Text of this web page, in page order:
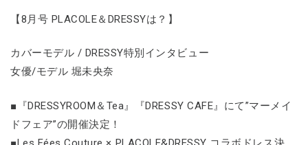
【8月号 PLACOLE＆DRESSYは？】
カバーモデル / DRESSY特別インタビュー
女優/モデル 堀未央奈
■『DRESSYROOM＆Tea』『DRESSY CAFE』にて”マーメイ
ドフェア”の開催決定！